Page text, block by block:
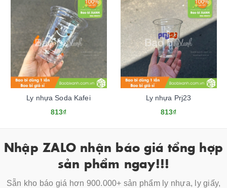
Ly nhựa Soda Kafei
813₫
Ly nhựa Prj23
813₫
Nhập ZALO nhận báo giá tổng hợp
sản phẩm ngay!!!
Sẵn kho báo giá hơn 900.000+ sản phẩm ly nhựa, ly giấy,